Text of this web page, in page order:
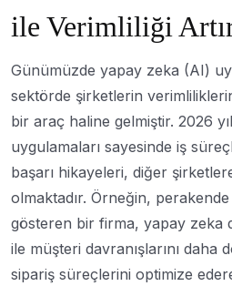
ile Verimliliği
Günümüzde yapay zeka (AI)
sektörde şirketlerin
bir araç haline gelmiştir. 2026
uygulamaları sayesinde iş
başarı hikayeleri, diğer
olmaktadır. Örneğin,
gösteren bir firma, yapay zeka
ile müşteri davranışlarını daha
sipariş süreçlerini optimize